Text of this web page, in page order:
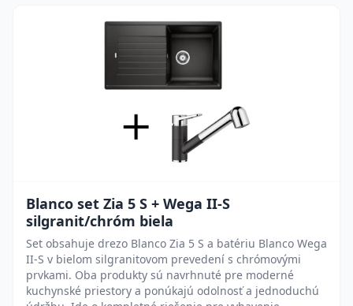
Blanco set Zia 5 S + Wega II-S
silgranit/chróm biela
Set obsahuje drezo Blanco Zia 5 S a batériu Blanco Wega
II-S v bielom silgranitovom prevedení s chrómovými
prvkami. Oba produkty sú navrhnuté pre moderné
kuchynské priestory a ponúkajú odolnosť a jednoduchú